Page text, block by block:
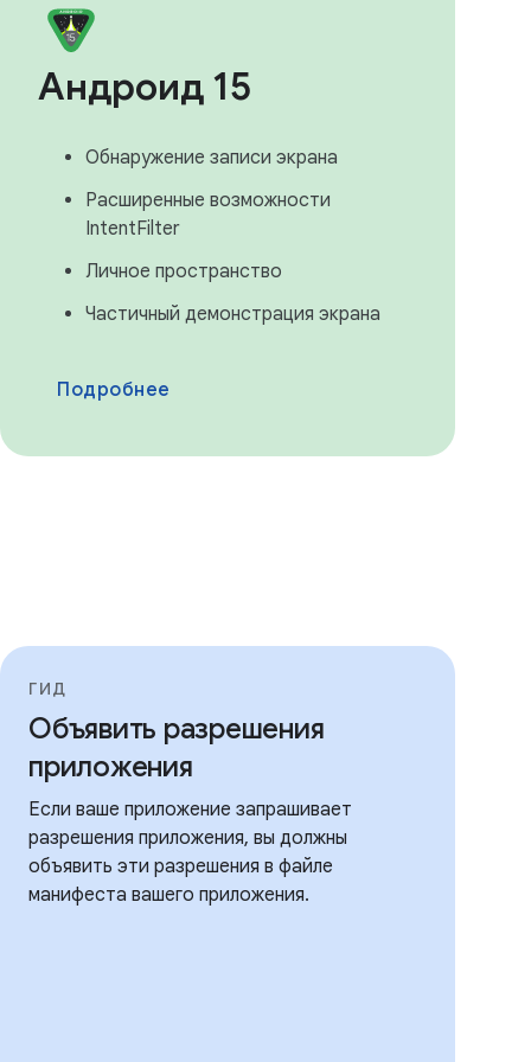
Андроид 15
Обнаружение записи экрана
Расширенные возможности
IntentFilter
Личное пространство
Частичный демонстрация экрана
Подробнее
ГИД
Объявить разрешения
приложения
Если ваше приложение запрашивает
разрешения приложения, вы должны
объявить эти разрешения в файле
манифеста вашего приложения.